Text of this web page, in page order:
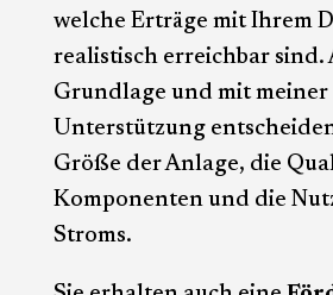
welche Erträge mit Ihrem
realistisch erreichbar sind.
Grundlage und mit meiner
Unterstützung
Größe der Anlage, die
Komponenten und die
Stroms.